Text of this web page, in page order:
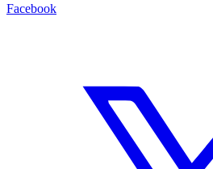
Facebook